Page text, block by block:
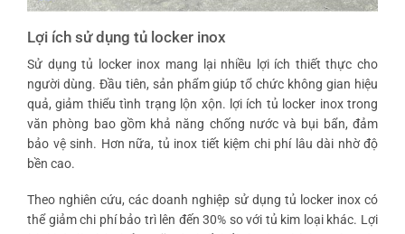
Lợi ích sử dụng tủ locker inox
Sử dụng tủ locker inox mang lại nhiều lợi ích thiết thực cho
người dùng. Đầu tiên, sản phẩm giúp tổ chức không gian hiệu
quả, giảm thiểu tình trạng lộn xộn. lợi ích tủ locker inox trong
văn phòng bao gồm khả năng chống nước và bụi bẩn, đảm
bảo vệ sinh. Hơn nữa, tủ inox tiết kiệm chi phí lâu dài nhờ độ
bền cao.
Theo nghiên cứu, các doanh nghiệp sử dụng tủ locker inox có
thể giảm chi phí bảo trì lên đến 30% so với tủ kim loại khác. Lợi